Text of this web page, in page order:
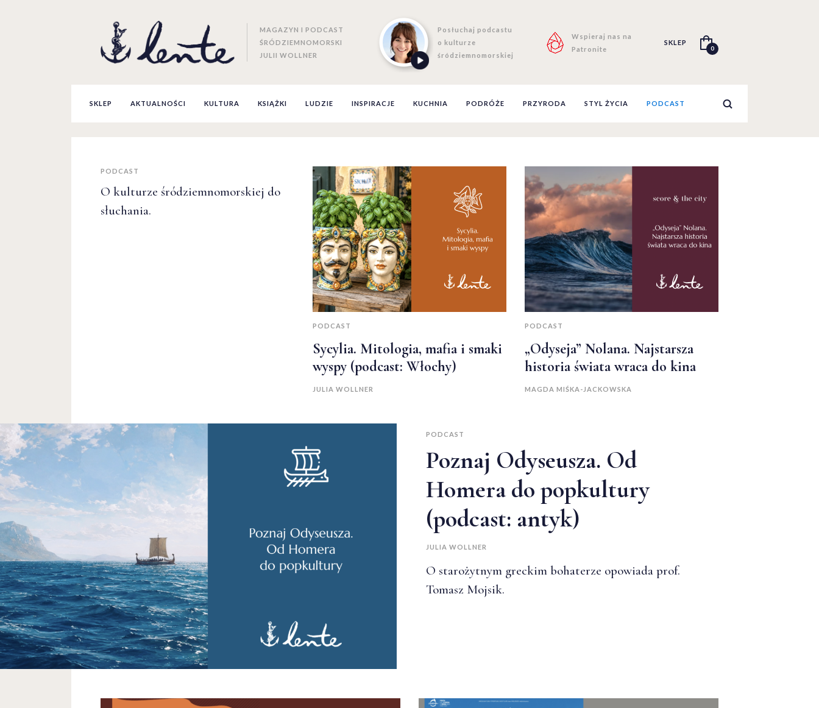
MAGAZYN I PODCAST
ŚRÓDZIEMNOMORSKI
JULII WOLLNER
Posłuchaj podcastu
o kulturze
śródziemnomorskiej
Wspieraj nas na
Patronite
SKLEP
0
SKLEP AKTUALNOŚCI KULTURA KSIĄŻKI LUDZIE INSPIRACJE KUCHNIA PODRÓŻE PRZYRODA STYL ŻYCIA PODCAST
PODCAST
O kulturze śródziemnomorskiej do
słuchania.
PODCAST
Sycylia. Mitologia, mafia i smaki
wyspy (podcast: Włochy)
JULIA WOLLNER
PODCAST
„Odyseja” Nolana. Najstarsza
historia świata wraca do kina
MAGDA MIŚKA-JACKOWSKA
PODCAST
Poznaj Odyseusza. Od
Homera do popkultury
(podcast: antyk)
JULIA WOLLNER
O starożytnym greckim bohaterze opowiada prof.
Tomasz Mojsik.